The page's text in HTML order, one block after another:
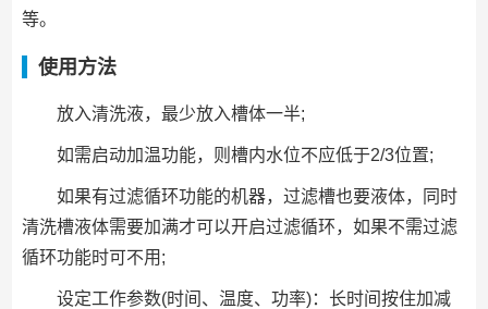
等。
使用方法
放入清洗液，最少放入槽体一半;
如需启动加温功能，则槽内水位不应低于2/3位置;
如果有过滤循环功能的机器，过滤槽也要液体，同时
清洗槽液体需要加满才可以开启过滤循环，如果不需过滤
循环功能时可不用;
设定工作参数(时间、温度、功率)：长时间按住加减